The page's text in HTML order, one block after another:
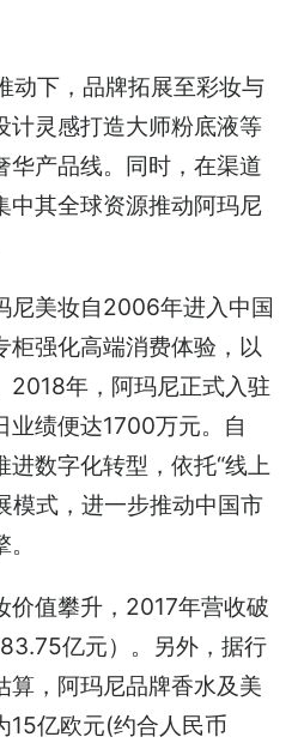
动下，品牌拓展至彩妆与
计灵感打造大师粉底液等
华产品线。同时，在渠道
中其全球资源推动阿玛尼
尼美妆自2006年进入中国
柜强化高端消费体验，以
2018年，阿玛尼正式入驻
业绩便达1700万元。自
数字化转型，依托“线上
模式，进一步推动中国市
价值攀升，2017年营收破
亿元）。另外，据行
算，阿玛尼品牌香水及美
15亿欧元(约合人民币